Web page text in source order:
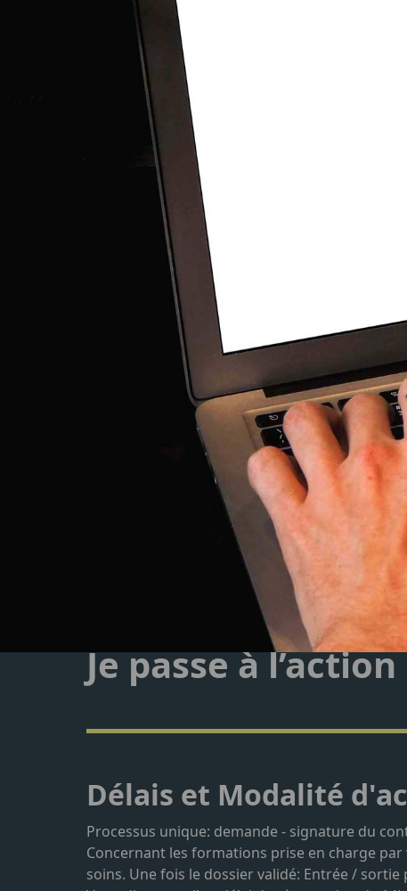
Résumé de la
Avec cette formation Photoshop, vous pourrez
photomontages, du détourage d'images et des
Documents
Je passe à l’action
Délais et Modalité
Processus unique: demande - signature du
Concernant les formations prise en charge
soins. Une fois le dossier validé: Entrée /